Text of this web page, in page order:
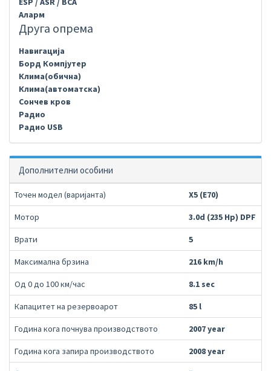
Аларм
Друга опрема
Навигација
Борд Компјутер
Клима(обична)
Клима(автоматска)
Сончев кров
Радио
Радио USB
Дополнителни особини
Точен модел (варијанта) X5 (E70)
Мотор 3.0d (235 Hp) DPF
Врати 5
Максимална брзина 216 km/h
Од 0 до 100 км/час 8.1 sec
Капацитет на резервоарот 85 l
Година кога почнува производството 2007 year
Година кога запира производството 2008 year